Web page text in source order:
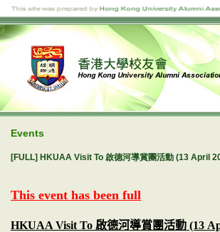
Events
[FULL] HKUAA Visit To 啟德河導賞團活動 (13 April
This event has been full
HKUAA Visit To 啟德河導賞團活動 (13